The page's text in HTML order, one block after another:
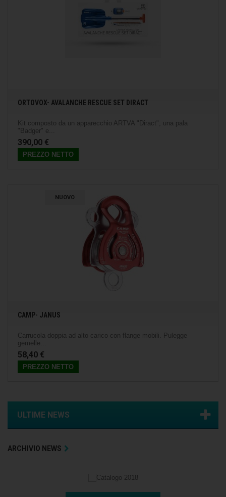
ORTOVOX- AVALANCHE RESCUE SET DIRACT
Kit composto da un apparecchio ARTVA "Diract", una pala
"Badger" e...
390,00 €
PREZZO NETTO
NUOVO
CAMP- JANUS
Carrucola doppia ad alto carico con flange mobili. Pulegge
gemelle...
58,40 €
PREZZO NETTO
ULTIME NEWS
ARCHIVIO NEWS